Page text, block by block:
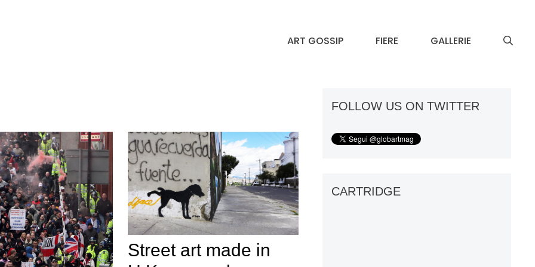
ART GOSSIP FIERE GALLERIE
Street art made in
FOLLOW US ON TWITTER
CARTRIDGE